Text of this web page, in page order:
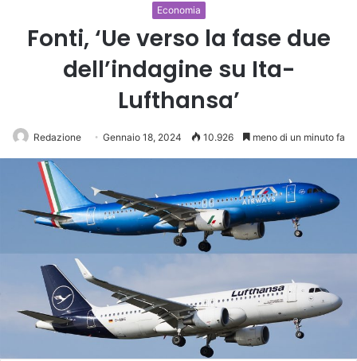
Economia
Fonti, ‘Ue verso la fase due
dell’indagine su Ita-
Lufthansa’
Redazione Gennaio 18, 2024 10.926 meno di un minuto fa